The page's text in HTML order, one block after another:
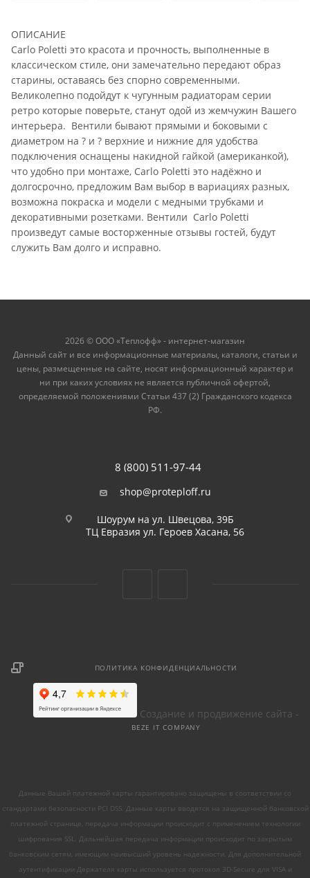
ОПИСАНИЕ
Carlo Poletti это красота и прочность, выполненные в
классическом стиле, они замечательно передают образ
старины, оставаясь без спорно современными.
Великолепно подойдут к чугунным радиаторам серии
ретро которые поверьте, станут одой из жемчужин Вашего
интерьера. Вентили бывают прямыми и боковыми с
диаметром на ? и ? верхние и нижние для удобства
подключения оснащены накидной гайкой (американкой),
что удобно при монтаже, Carlo Poletti это надёжно и
долгосрочно, предложим Вам выбор в вариациях разных,
возможна покраска и модели с медными трубками и
декоративными розетками. Вентили Carlo Poletti
произведут самые восторженные отзывы гостей, будут
служить Вам долго и исправно.
2026 © ООО «Теплофф» - интернет-магазин
Данный сайт и все информационные материалы, каталоги, статьи и
цены, размещенные на сайте, носят информационный характер и
ни при каких условиях не является публичной офертой,
определяемой положениями Статьи 437 (2) Гражданского кодекса
РФ.
8 (800) 511-97-44
shop@proteploff.ru
Шоурум на ул. Швецова, 39Б
ТЦ Евразия ул. Героев Хасана, 56
ПОЛИТИКА КОНФИДЕНЦИАЛЬНОСТИ
Создание и продвижение сайта -
BEZE IT COMPANY
Данные Вашей платежной карты гарантировано защищены в соответствии со
стандартами безопасности PCI DSS. Данные карты вводятся на защищенной банковской
платежной странице, передача информации происходит с применением технологии
шифрования SSL. Дальнейшая передача информации происходит по закрытым
банковским сетям, имеющим наивысший уровень надежности. Для дополнительной
аутентификации Держателя карты используется протокол 3D-Secure для VISA и